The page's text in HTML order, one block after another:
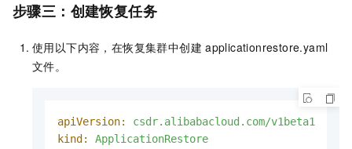
步骤三：创建恢复任务
使用以下内容，在恢复集群中创建 applicationrestore.yaml
文件。
apiVersion:
csdr.alibabacloud.com/v1beta1
kind:
ApplicationRestore